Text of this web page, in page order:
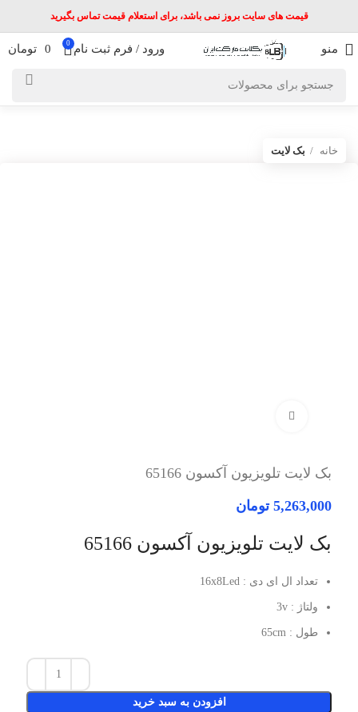
قیمت های سایت بروز نمی باشد، برای استعلام قیمت تماس بگیرید
منو ورود / فرم ثبت نام 0
0 تومان
خانه بک لایت
بک لایت تلویزیون آکسون 65166
5,263,000 تومان
بک لایت تلویزیون آکسون 65166
تعداد ال ای دی : 16x8Led
ولتاژ : 3v
طول : 65cm
افزودن به سبد خرید